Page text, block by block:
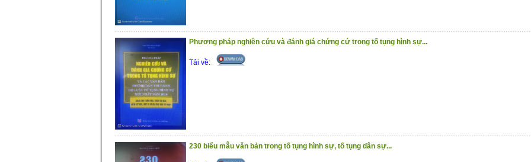
Phương pháp nghiên cứu và đánh giá chứng cứ trong tố tụng hình sự...
Tải về:
230 biểu mẫu văn bản trong tố tụng hình sự, tố tụng dân sự...